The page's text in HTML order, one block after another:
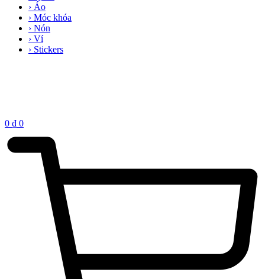
› Áo
› Móc khóa
› Nón
› Ví
› Stickers
0 ₫ 0